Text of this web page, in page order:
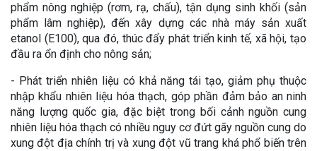
phẩm nông nghiệp (rơm, rạ, chấu), tận dụng sinh khối (sản
phẩm lâm nghiệp), đến xây dựng các nhà máy sản xuất
etanol (E100), qua đó, thúc đẩy phát triển kinh tế, xã hội, tạo
đầu ra ổn định cho nông sản;
- Phát triển nhiên liệu có khả năng tái tạo, giảm phụ thuộc
nhập khẩu nhiên liệu hóa thạch, góp phần đảm bảo an ninh
năng lượng quốc gia, đặc biệt trong bối cảnh nguồn cung
nhiên liệu hóa thạch có nhiều nguy cơ đứt gãy nguồn cung do
xung đột địa chính trị và xung đột vũ trang khá phổ biến trên